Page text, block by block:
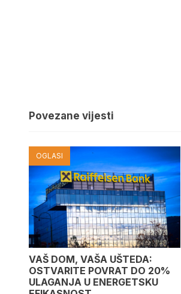
Povezane vijesti
OGLASI
VAŠ DOM, VAŠA UŠTEDA:
OSTVARITE POVRAT DO 20%
ULAGANJA U ENERGETSKU